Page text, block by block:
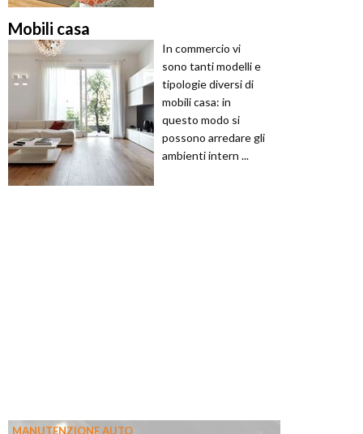
Mobili casa
In commercio vi
sono tanti modelli e
tipologie diversi di
mobili casa: in
questo modo si
possono arredare gli
ambienti intern ...
MANUTENZIONE AUTO